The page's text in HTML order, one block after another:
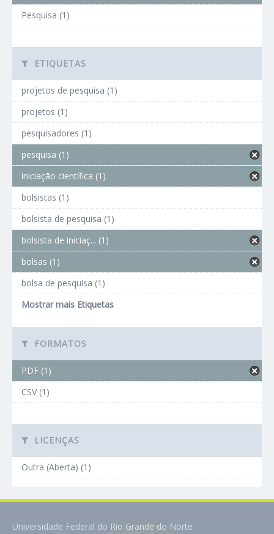
Pesquisa (1)
ETIQUETAS
projetos de pesquisa (1)
projetos (1)
pesquisadores (1)
pesquisa (1)
iniciação científica (1)
bolsistas (1)
bolsista de pesquisa (1)
bolsista de iniciaç... (1)
bolsas (1)
bolsa de pesquisa (1)
Mostrar mais Etiquetas
FORMATOS
PDF (1)
CSV (1)
LICENÇAS
Outra (Aberta) (1)
Universidade Federal do Rio Grande do Norte